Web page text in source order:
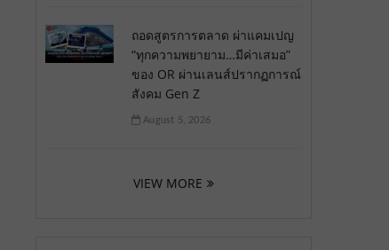
ถอดสูตรการตลาด ผ่าแคมเปญ
“ทุกความพยายาม…มีค่าเสมอ”
ของ OR ผ่านเลนส์ปรากฏการณ์
สังคม Gen Z
August 5, 2026
VIEW MORE